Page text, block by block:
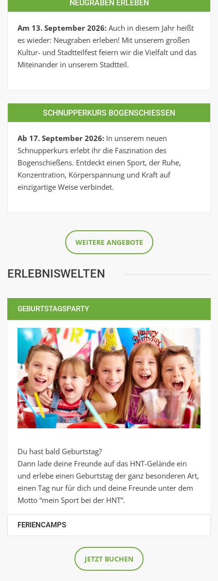
NEUGRABEN ERLEBEN
Am 13. September 2026: Auch in diesem Jahr heißt
es wieder: Neugraben erleben! Mit unserem großen
Kultur- und Stadtteilfest feiern wir die Vielfalt und das
Miteinander in unserem Stadtteil.
SCHNUPPERKURS BOGENSCHIESSEN
Ab 17. September 2026: In unserem neuen
Schnupperkurs erlebt ihr die Faszination des
Bogenschießens. Entdeckt einen Sport, der Ruhe,
Konzentration, Körperspannung und Kraft auf
einzigartige Weise verbindet.
WEITERE ANGEBOTE
ERLEBNISWELTEN
GEBURTSTAGSPARTY
Du hast bald Geburtstag?
Dann lade deine Freunde auf das HNT-Gelände ein
und erlebe einen Geburtstag der ganz besonderen Art,
einen Tag nur für dich und deine Freunde unter dem
Motto “mein Sport bei der HNT”.
FERIENCAMPS
JETZT BUCHEN